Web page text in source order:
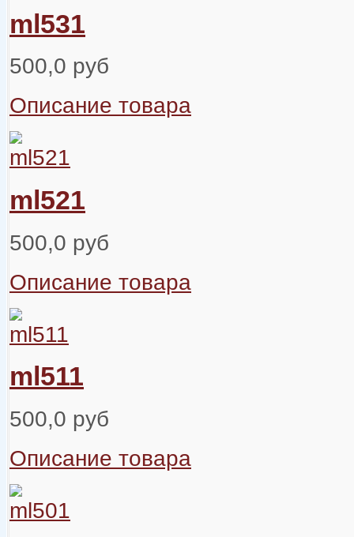
ml531
500,0 руб
Описание товара
ml521
500,0 руб
Описание товара
ml511
500,0 руб
Описание товара